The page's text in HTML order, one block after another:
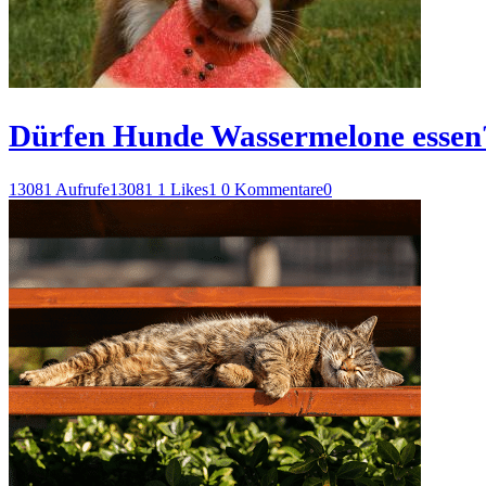
Dürfen Hunde Wassermelone
13081 Aufrufe13081 1 Likes1 0 Kommentare0